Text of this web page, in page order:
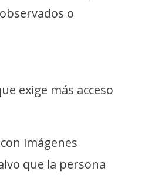
o
exige más acceso
imágenes
que la persona